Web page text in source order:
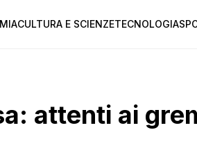
CULTURA E SCIENZETECNOLOGIA
attenti ai